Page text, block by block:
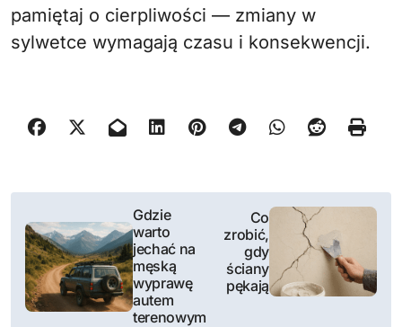
pamiętaj o cierpliwości — zmiany w
sylwetce wymagają czasu i konsekwencji.
w
Gdzie
warto
jechać na
męską
wyprawę
autem
terenowym
Co
zrobić,
gdy
ściany
pękają